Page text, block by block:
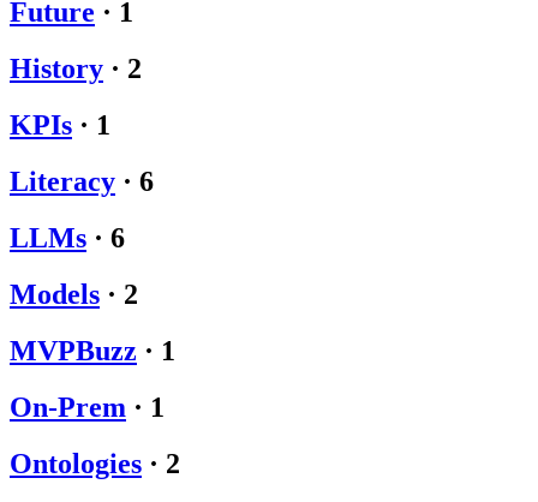
Future · 1
History · 2
KPIs · 1
Literacy · 6
LLMs · 6
Models · 2
MVPBuzz · 1
On-Prem · 1
Ontologies · 2